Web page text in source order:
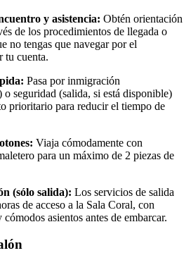
y asistencia: Obtén orientación
de los procedimientos de llegada o
no tengas que navegar por el
tu cuenta.
Pasa por inmigración
o seguridad (salida, si está disponible)
prioritario para reducir el tiempo de
Viaja cómodamente con
para un máximo de 2 piezas de
(sólo salida): Los servicios de salida
de acceso a la Sala Coral, con
asientos antes de embarcar.